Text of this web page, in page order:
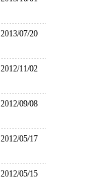
2013/07/20
2012/11/02
2012/09/08
2012/05/17
2012/05/15